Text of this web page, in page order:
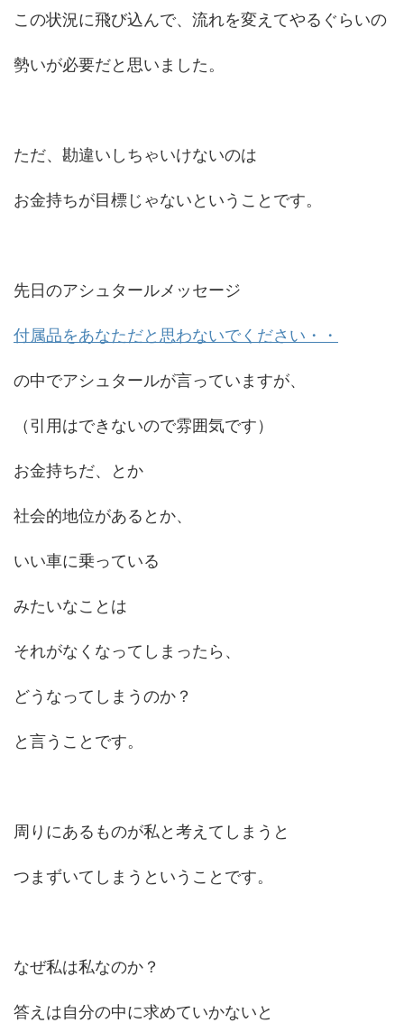
この状況に飛び込んで、流れを変えてやるぐらいの
勢いが必要だと思いました。
ただ、勘違いしちゃいけないのは
お金持ちが目標じゃないということです。
先日のアシュタールメッセージ
付属品をあなただと思わないでください・・
の中でアシュタールが言っていますが、
（引用はできないので雰囲気です）
お金持ちだ、とか
社会的地位があるとか、
いい車に乗っている
みたいなことは
それがなくなってしまったら、
どうなってしまうのか？
と言うことです。
周りにあるものが私と考えてしまうと
つまずいてしまうということです。
なぜ私は私なのか？
答えは自分の中に求めていかないと